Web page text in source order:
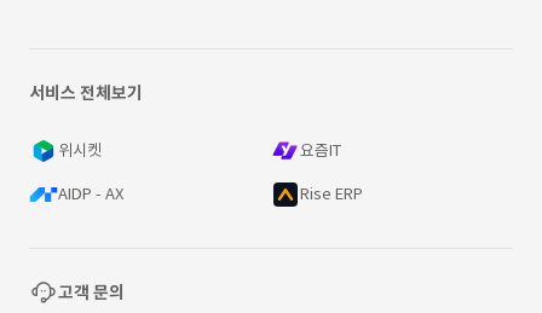
서비스 전체보기
위시켓 요즘IT
AIDP - AX Rise ERP
고객 문의